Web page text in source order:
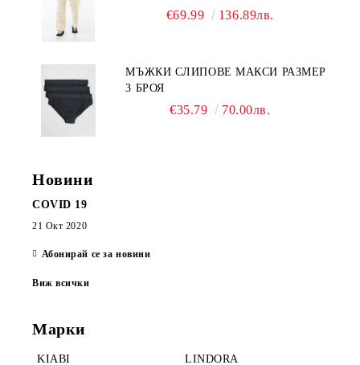
€69.99 136.89лв.
МЪЖКИ СЛИПОВЕ МАКСИ РАЗМЕР
3 БРОЯ
€35.79 70.00лв.
Новини
COVID 19
21 Окт 2020
Абонирай се за новини
Виж всички
Марки
KIABI LINDORA